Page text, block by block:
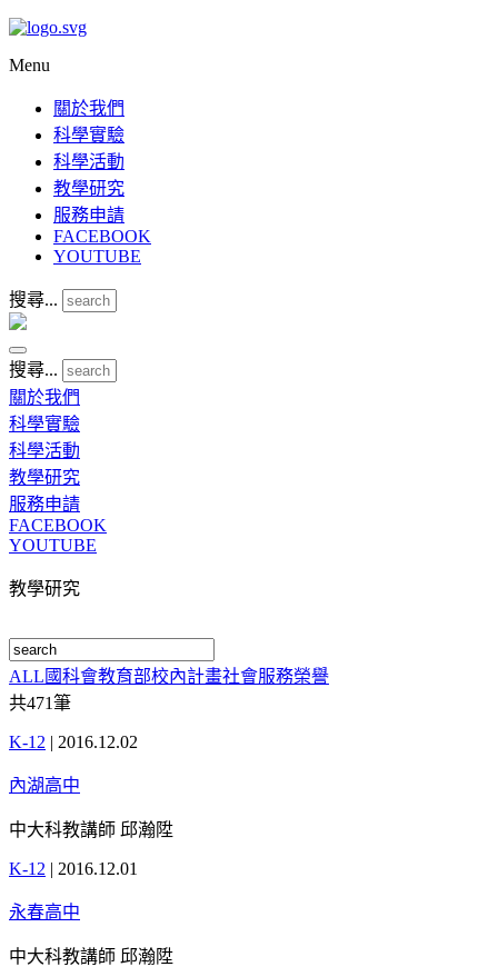
Menu
關於我們
科學實驗
科學活動
教學研究
服務申請
FACEBOOK
YOUTUBE
搜尋...
搜尋...
關於我們
科學實驗
科學活動
教學研究
服務申請
FACEBOOK
YOUTUBE
教學研究
ALL 國科會教育部校內計畫社會服務榮譽
共471筆
K-12 | 2016.12.02
內湖高中
中大科教講師 邱瀚陞
K-12 | 2016.12.01
永春高中
中大科教講師 邱瀚陞